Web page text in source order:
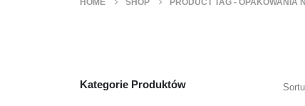
Kategorie Produktów